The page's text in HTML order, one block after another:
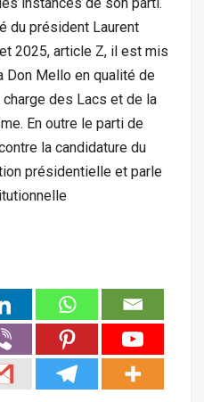
instances de son parti.
du président Laurent
2025, article Z, il est mis
Don Mello en qualité de
des Lacs et de la
En outre le parti de
la candidature du
présidentielle et parle